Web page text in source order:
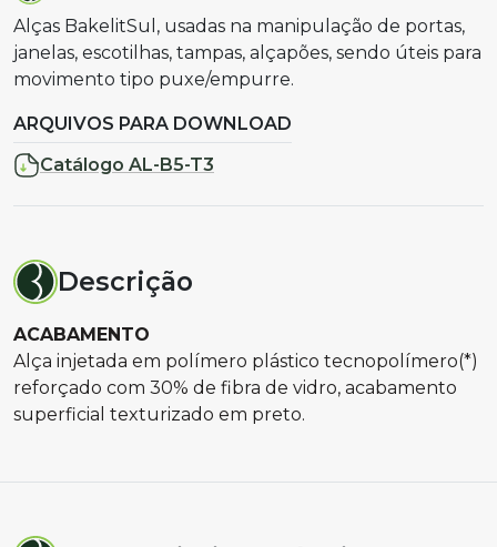
Alças BakelitSul, usadas na manipulação de portas,
janelas, escotilhas, tampas, alçapões, sendo úteis para
movimento tipo puxe/empurre.
ARQUIVOS PARA DOWNLOAD
Catálogo AL-B5-T3
Descrição
ACABAMENTO
Alça injetada em polímero plástico tecnopolímero(*)
reforçado com 30% de fibra de vidro, acabamento
superficial texturizado em preto.